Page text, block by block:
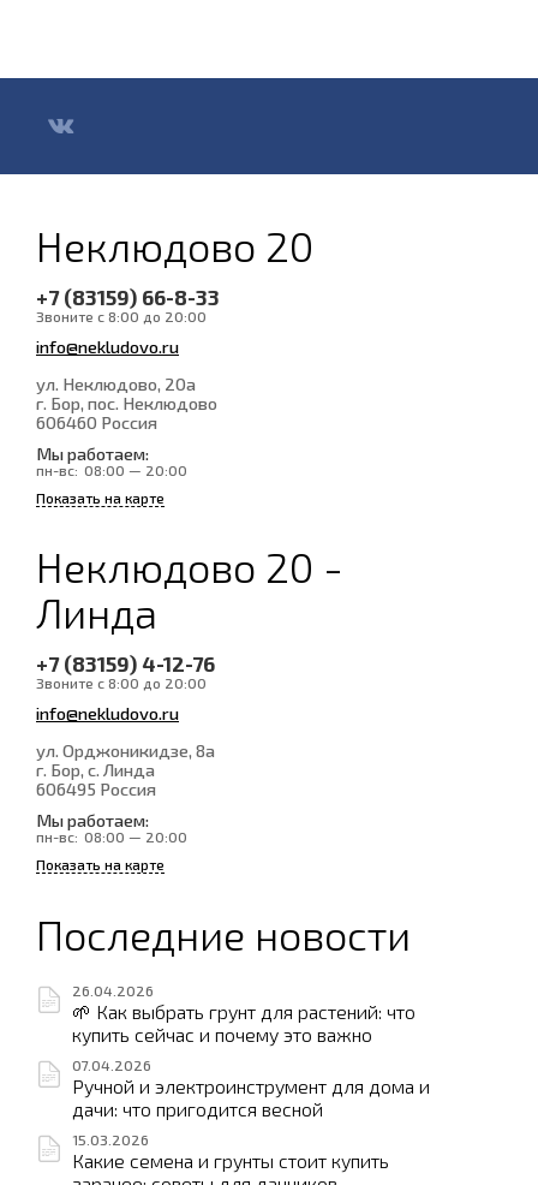
Неклюдово 20
+7 (83159) 66-8-33
Звоните с 8:00 до 20:00
info@nekludovo.ru
ул. Неклюдово, 20а
г. Бор, пос. Неклюдово
606460 Россия
Мы работаем:
пн-вс: 08:00 — 20:00
Показать на карте
Неклюдово 20 -
Линда
+7 (83159) 4-12-76
Звоните с 8:00 до 20:00
info@nekludovo.ru
ул. Орджоникидзе, 8а
г. Бор, с. Линда
606495 Россия
Мы работаем:
пн-вс: 08:00 — 20:00
Показать на карте
Последние новости
26.04.2026
🌱 Как выбрать грунт для растений: что
купить сейчас и почему это важно
07.04.2026
Ручной и электроинструмент для дома и
дачи: что пригодится весной
15.03.2026
Какие семена и грунты стоит купить